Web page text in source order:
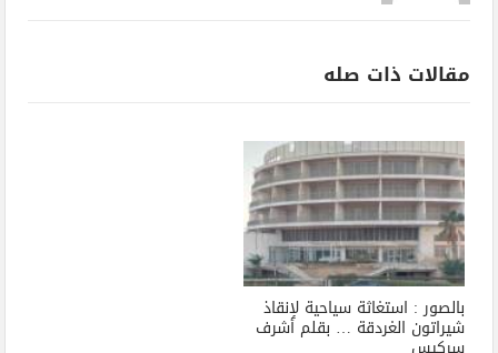
مقالات ذات صله
بالصور : استغاثة سياحية لإنقاذ
شيراتون الغردقة … بقلم أشرف